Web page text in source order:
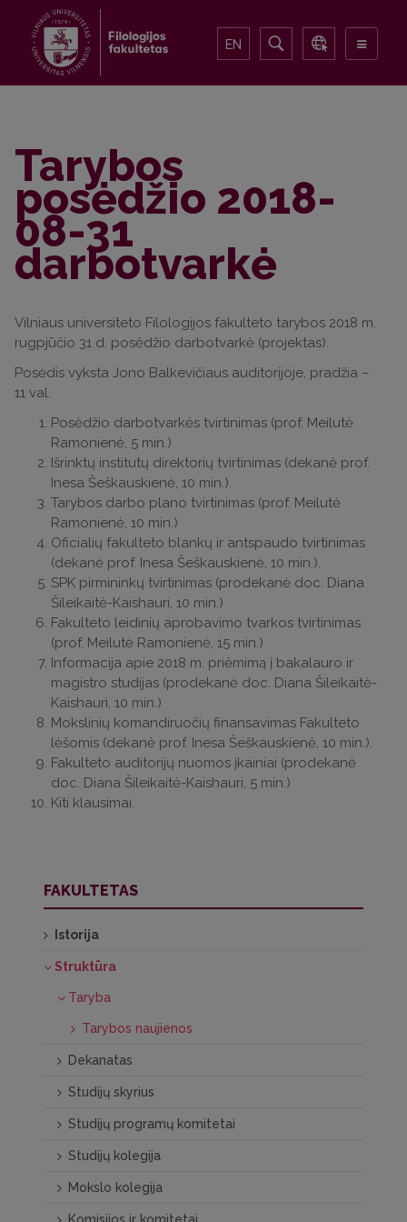
EN
Tarybos
posėdžio 2018-
08-31
darbotvarkė
Vilniaus universiteto Filologijos fakulteto tarybos 2018 m.
rugpjūčio 31 d. posėdžio darbotvarkė (projektas).
Posėdis vyksta Jono Balkevičiaus auditorijoje, pradžia –
11 val.
Posėdžio darbotvarkės tvirtinimas (prof. Meilutė
Ramonienė, 5 min.)
Išrinktų institutų direktorių tvirtinimas (dekanė prof.
Inesa Šeškauskienė, 10 min.).
Tarybos darbo plano tvirtinimas (prof. Meilutė
Ramonienė, 10 min.)
Oficialių fakulteto blankų ir antspaudo tvirtinimas
(dekanė prof. Inesa Šeškauskienė, 10 min.).
SPK pirmininkų tvirtinimas (prodekanė doc. Diana
Šileikaitė-Kaishauri, 10 min.)
Fakulteto leidinių aprobavimo tvarkos tvirtinimas
(prof. Meilutė Ramonienė, 15 min.)
Informacija apie 2018 m. priėmimą į bakalauro ir
magistro studijas (prodekanė doc. Diana Šileikaitė-
Kaishauri, 10 min.)
Mokslinių komandiruočių finansavimas Fakulteto
lėšomis (dekanė prof. Inesa Šeškauskienė, 10 min.).
Fakulteto auditorijų nuomos įkainiai (prodekanė
doc. Diana Šileikaitė-Kaishauri, 5 min.)
Kiti klausimai.
FAKULTETAS
Istorija
Struktūra
Taryba
Tarybos naujienos
Dekanatas
Studijų skyrius
Studijų programų komitetai
Studijų kolegija
Mokslo kolegija